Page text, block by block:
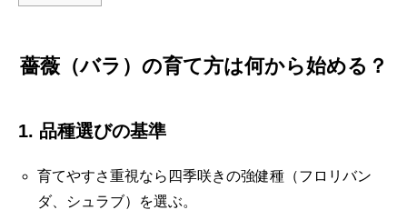
薔薇（バラ）の育て方は何から始める？
1. 品種選びの基準
育てやすさ重視なら四季咲きの強健種（フロリバン
ダ、シュラブ）を選ぶ。